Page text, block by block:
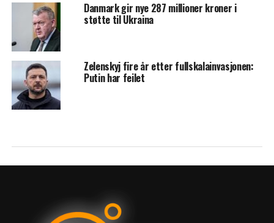
Danmark gir nye 287 millioner kroner i
støtte til Ukraina
Zelenskyj fire år etter fullskalainvasjonen:
Putin har feilet